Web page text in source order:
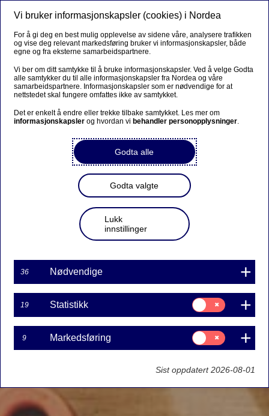
Vi bruker informasjonskapsler (cookies) i Nordea
For å gi deg en best mulig opplevelse av sidene våre, analysere trafikken
og vise deg relevant markedsføring bruker vi informasjonskapsler, både
egne og fra eksterne samarbeidspartnere.
Vi ber om ditt samtykke til å bruke informasjonskapsler. Ved å velge Godta
alle samtykker du til alle informasjonskapsler fra Nordea og våre
samarbeidspartnere. Informasjonskapsler som er nødvendige for at
nettstedet skal fungere omfattes ikke av samtykket.
Det er enkelt å endre eller trekke tilbake samtykket. Les mer om
informasjonskapsler og hvordan vi behandler personopplysninger.
Godta alle
Godta valgte
Lukk
innstillinger
36 Nødvendige
19 Statistikk
Samtykke
til:
Statistikk
9 Markedsføring
Samtykke
til:
Markedsføring
Sist oppdatert 2026-08-01